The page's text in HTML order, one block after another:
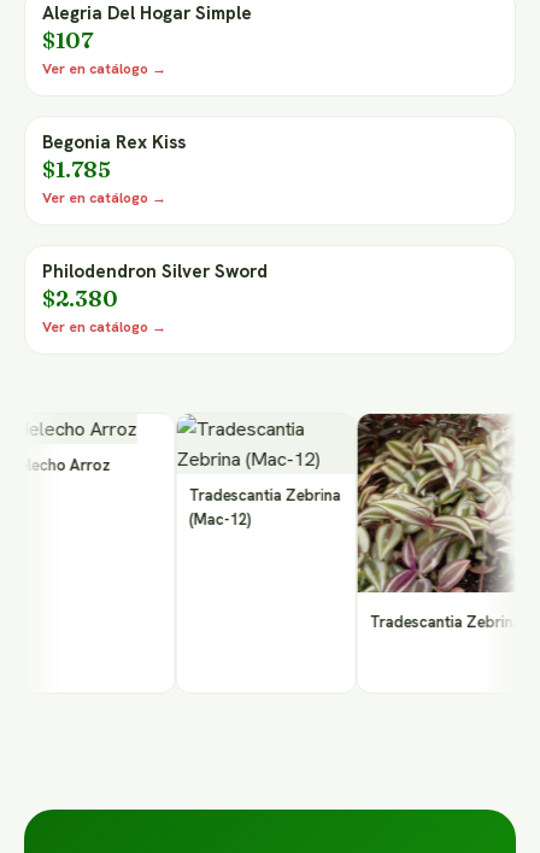
Alegria Del Hogar Simple
$107
Ver en catálogo →
Begonia Rex Kiss
$1.785
Ver en catálogo →
Philodendron Silver Sword
$2.380
Ver en catálogo →
Arroz
Tradescantia Zebrina
(Mac-12)
Tradescantia Zebrina